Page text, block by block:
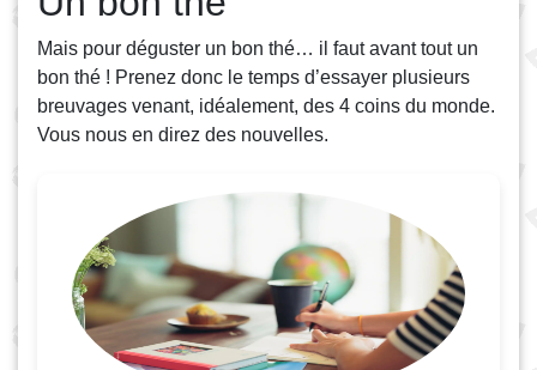
Mais pour déguster un bon thé… il faut avant tout un
bon thé ! Prenez donc le temps d’essayer plusieurs
breuvages venant, idéalement, des 4 coins du monde.
Vous nous en direz des nouvelles.